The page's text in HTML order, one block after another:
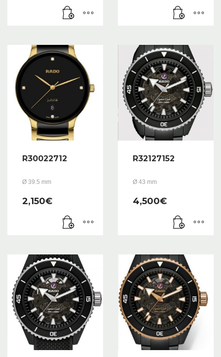
R30022712
Ø 39.5 mm
2,150€
R32127152
Ø 43 mm
4,500€